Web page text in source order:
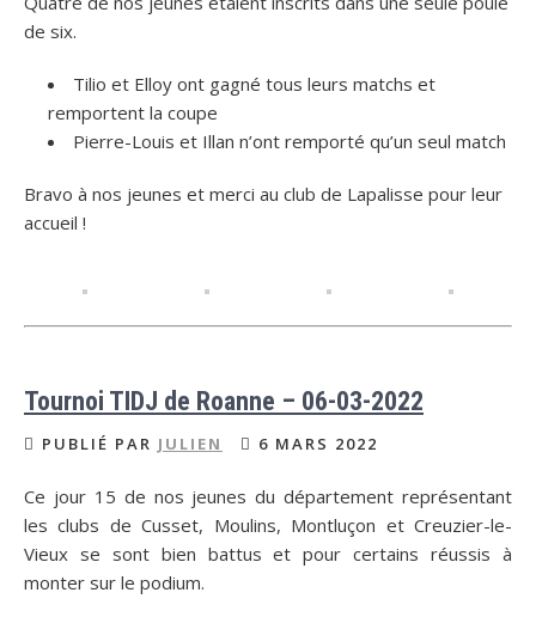
de six.
Tilio et Elloy ont gagné tous leurs matchs et
remportent la coupe
Pierre-Louis et Illan n’ont remporté qu’un seul match
Bravo à nos jeunes et merci au club de Lapalisse pour leur
accueil !
Tournoi TIDJ de Roanne – 06-03-2022
PUBLIÉ PAR JULIEN 6 MARS 2022
Ce jour 15 de nos jeunes du département représentant
les clubs de Cusset, Moulins, Montluçon et Creuzier-le-
Vieux se sont bien battus et pour certains réussis à
monter sur le podium.